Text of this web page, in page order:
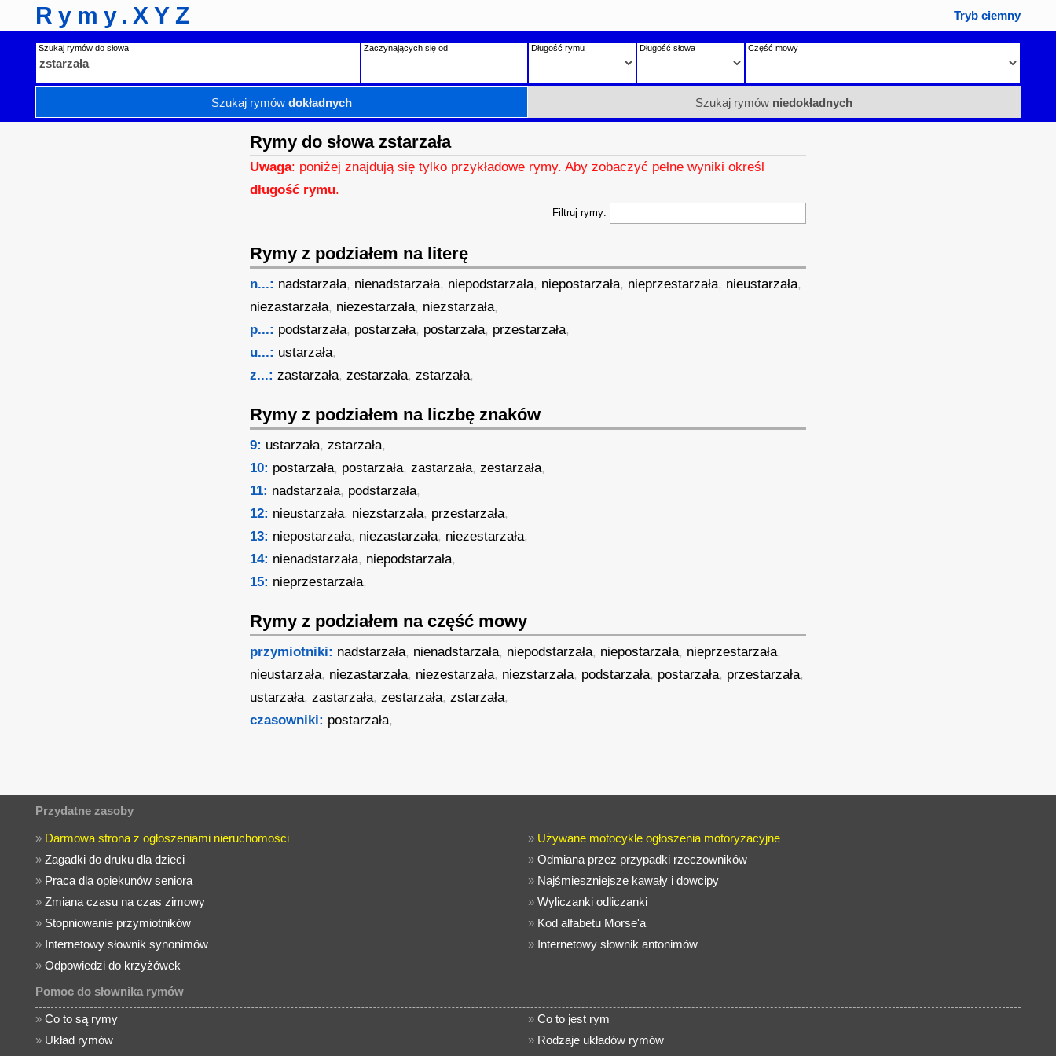
Rymy.XYZ Tryb ciemny
Szukaj rymów do słowa Zaczynających się od Długość rymu Długość słowa Część mowy
Szukaj rymówdokładnych Szukaj rymów niedokładnych
Rymy do słowa zstarzała
Uwaga: poniżej znajdują się tylko przykładowe rymy. Aby zobaczyć pełne wyniki określ
długość rymu.
Filtruj rymy:
Rymy z podziałem na literę
n...: nadstarzała, nienadstarzała, niepodstarzała, niepostarzała, nieprzestarzała, nieustarzała,
niezastarzała, niezestarzała, niezstarzała,
p...: podstarzała, postarzała, postarzała, przestarzała,
u...: ustarzała,
z...: zastarzała,zestarzała,zstarzała,
Rymy z podziałem na liczbę znaków
9: ustarzała,zstarzała,
10: postarzała, postarzała,zastarzała,zestarzała,
11: nadstarzała, podstarzała,
12: nieustarzała, niezstarzała, przestarzała,
13: niepostarzała, niezastarzała, niezestarzała,
14: nienadstarzała, niepodstarzała,
15: nieprzestarzała,
Rymy z podziałem na część mowy
przymiotniki: nadstarzała, nienadstarzała, niepodstarzała, niepostarzała, nieprzestarzała,
nieustarzała, niezastarzała, niezestarzała, niezstarzała, podstarzała, postarzała, przestarzała,
ustarzała,zastarzała,zestarzała,zstarzała,
czasowniki: postarzała,
Przydatne zasoby
» Darmowa strona z ogłoszeniami nieruchomości » Używane motocykle ogłoszenia motoryzacyjne
»Zagadki do druku dla dzieci » Odmiana przez przypadki rzeczowników
» Praca dla opiekunów seniora » Najśmieszniejsze kawały i dowcipy
»Zmiana czasu na czas zimowy » Wyliczanki odliczanki
» Stopniowanie przymiotników » Kod alfabetu Morse'a
» Internetowy słownik synonimów » Internetowy słownik antonimów
»Odpowiedzi do krzyżówek
Pomoc do słownika rymów
»Co to są rymy » Co to jest rym
» Układ rymów » Rodzaje układów rymów